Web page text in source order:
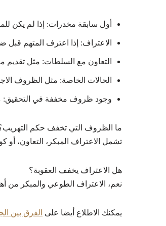
أول سابقة مخدرات: إذا لم يكن
الاعتراف: إذا اعترف المتهم
التعاون مع السلطات: مثل
الحالات الخاصة: مثل الظروف
وجود ظروف مخففة في التحقيق:
ما الظروف التي تخفف حكم
تشمل الاعتراف المبكر، التعاون، أو
هل الاعتراف يخفف العقوبة؟
نعم، الاعتراف الطوعي والمبكر من
يمكنك الاطلاع أيضا على الفرق بين